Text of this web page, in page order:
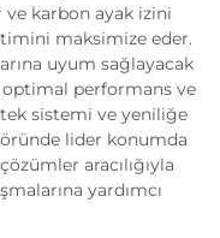
karbon ayak izini
maksimize eder.
uyum sağlayacak
performans ve
sistemi ve yeniliğe
lider konumda
aracılığıyla
yardımcı